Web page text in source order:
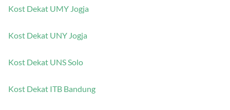
Kost Dekat UMY Jogja
Kost Dekat UNY Jogja
Kost Dekat UNS Solo
Kost Dekat ITB Bandung